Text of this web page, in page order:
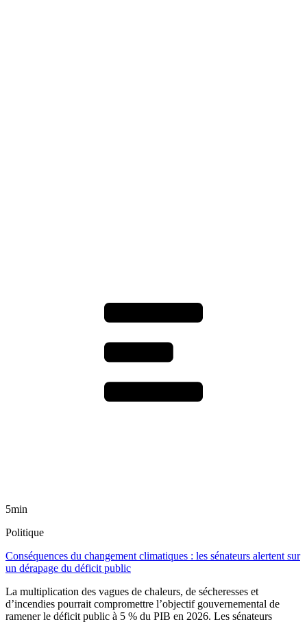
5min
Politique
Conséquences du changement climatiques : les sénateurs alertent sur
un dérapage du déficit public
La multiplication des vagues de chaleurs, de sécheresses et
d’incendies pourrait compromettre l’objectif gouvernemental de
ramener le déficit public à 5 % du PIB en 2026. Les sénateurs